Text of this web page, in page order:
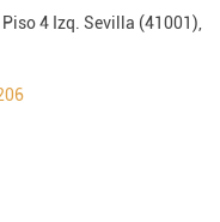
4 Izq. Sevilla (41001),